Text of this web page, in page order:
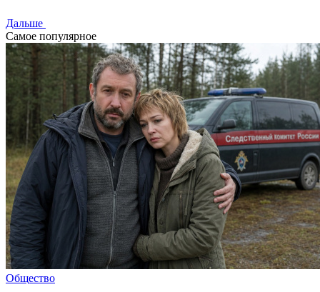
Дальше
Самое популярное
Общество